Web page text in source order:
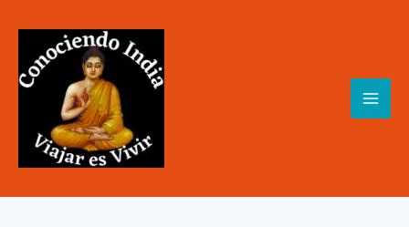
content